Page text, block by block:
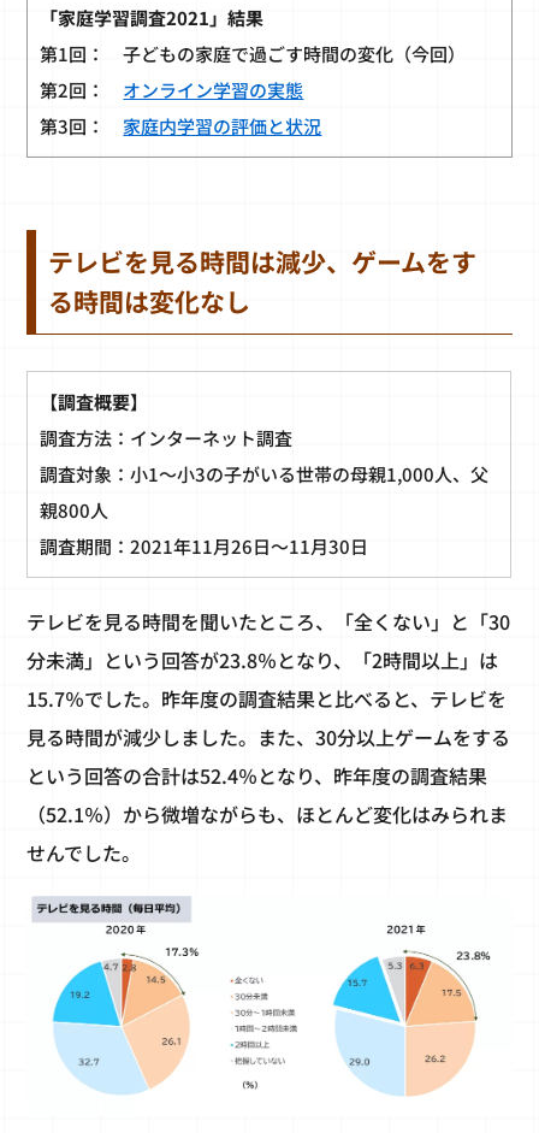
「家庭学習調査2021」結果
第1回： 子どもの家庭で過ごす時間の変化（今回）
第2回： オンライン学習の実態
第3回： 家庭内学習の評価と状況
テレビを見る時間は減少、ゲームをす
る時間は変化なし
【調査概要】
調査方法：インターネット調査
調査対象：小1～小3の子がいる世帯の母親1,000人、父
親800人
調査期間：2021年11月26日〜11月30日
テレビを見る時間を聞いたところ、「全くない」と「30
分未満」という回答が23.8％となり、「2時間以上」は
15.7％でした。昨年度の調査結果と比べると、テレビを
見る時間が減少しました。また、30分以上ゲームをする
という回答の合計は52.4％となり、昨年度の調査結果
（52.1％）から微増ながらも、ほとんど変化はみられま
せんでした。